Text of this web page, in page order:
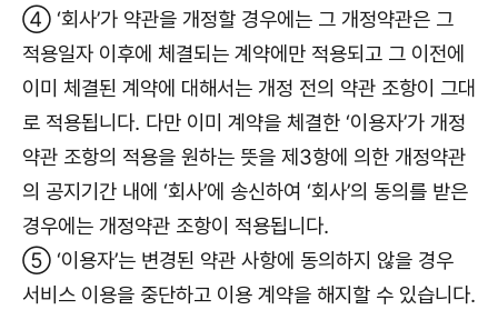
④ ‘회사’가 약관을 개정할 경우에는 그 개정약관은 그
적용일자 이후에 체결되는 계약에만 적용되고 그 이전에
이미 체결된 계약에 대해서는 개정 전의 약관 조항이 그대
로 적용됩니다. 다만 이미 계약을 체결한 ‘이용자’가 개정
약관 조항의 적용을 원하는 뜻을 제3항에 의한 개정약관
의 공지기간 내에 ‘회사’에 송신하여 ‘회사’의 동의를 받은
경우에는 개정약관 조항이 적용됩니다.
⑤ ‘이용자’는 변경된 약관 사항에 동의하지 않을 경우
서비스 이용을 중단하고 이용 계약을 해지할 수 있습니다.